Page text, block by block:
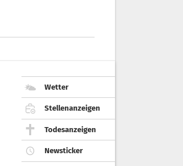
Wetter
Stellenanzeigen
Todesanzeigen
Newsticker